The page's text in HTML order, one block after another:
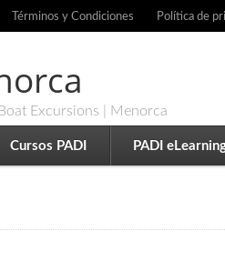
Términos y Condiciones Política de
Excursions | Menorca
Cursos PADI PADI